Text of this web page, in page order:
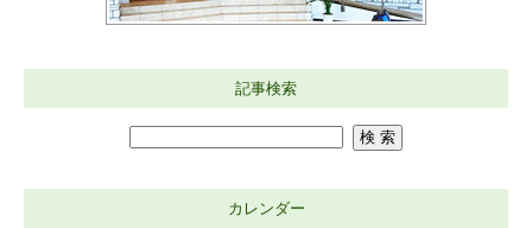
記事検索
カレンダー